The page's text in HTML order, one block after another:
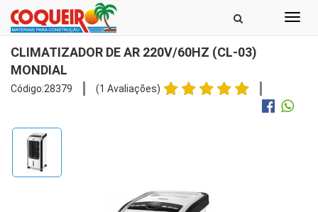
CLIMATIZADOR DE AR 220V/60HZ (CL-03)
MONDIAL
Código:28379 (1 Avaliações)